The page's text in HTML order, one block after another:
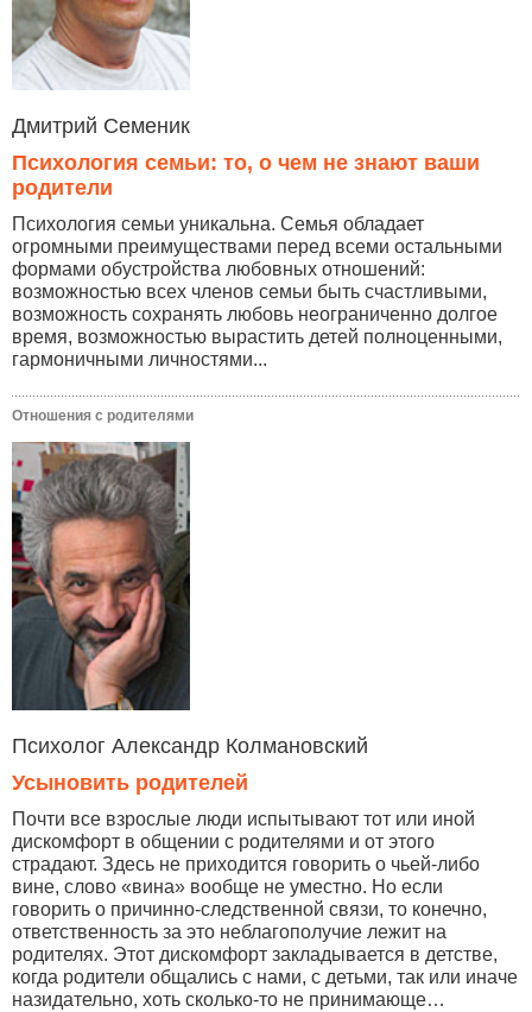
Дмитрий Семеник
Психология семьи: то, о чем не знают ваши
родители
Психология семьи уникальна. Семья обладает
огромными преимуществами перед всеми остальными
формами обустройства любовных отношений:
возможностью всех членов семьи быть счастливыми,
возможность сохранять любовь неограниченно долгое
время, возможностью вырастить детей полноценными,
гармоничными личностями...
Отношения с родителями
Психолог Александр Колмановский
Усыновить родителей
Почти все взрослые люди испытывают тот или иной
дискомфорт в общении с родителями и от этого
страдают. Здесь не приходится говорить о чьей-либо
вине, слово «вина» вообще не уместно. Но если
говорить о причинно-следственной связи, то конечно,
ответственность за это неблагополучие лежит на
родителях. Этот дискомфорт закладывается в детстве,
когда родители общались с нами, с детьми, так или иначе
назидательно, хоть сколько-то не принимающе…